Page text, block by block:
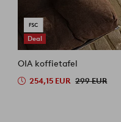
Deal
OIA koffietafel
254,15 EUR 299 EUR